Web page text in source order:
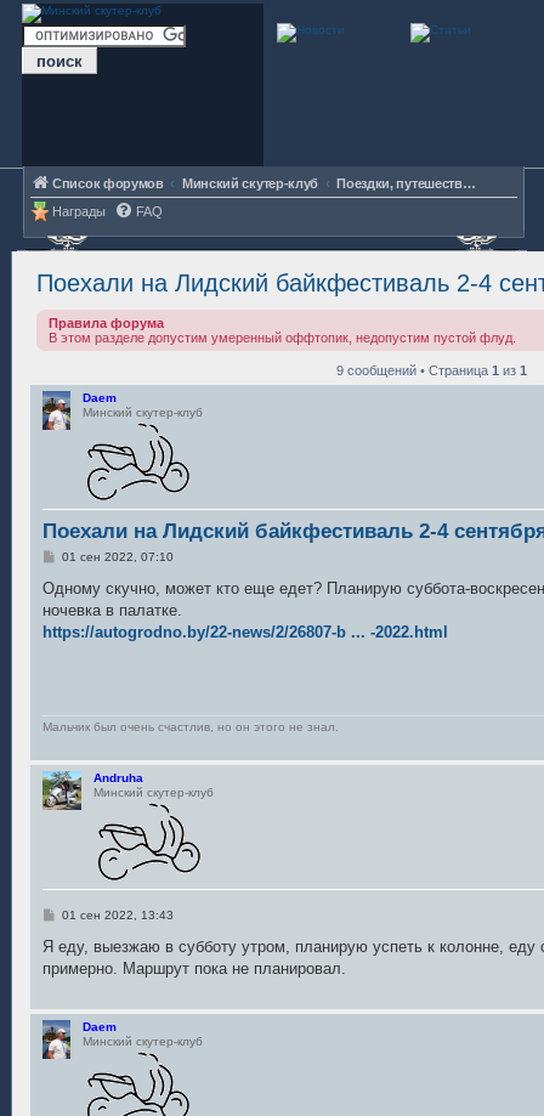
Список форумов Минский скутер-клуб
Поездки, путешествия, мероприятия
Награды
FAQ
Поехали на Лидский байкфестиваль 2-4
Правила форума
В этом разделе допустим умеренный оффтопик, недопустим пустой флуд.
9 сообщений • Страница 1 из 1
Daem
Минский скутер-клуб
Поехали на Лидский байкфестиваль 2-4
С
о
б
щ
е
н
01 сен 2022, 07:10
Одному скучно, может кто еще едет? Планирую суббота-
ночевка в палатке.
https://autogrodno.by/22-news/2/26807-b ... -2022.html
Мальчик был очень счастлив, но он этого не знал.
Andruha
Минский скутер-клуб
С
о
щ
и
е
01 сен 2022, 13:43
Я еду, выезжаю в субботу утром, планирую успеть к колонне, еду
примерно. Маршрут пока не планировал.
Daem
Минский скутер-клуб